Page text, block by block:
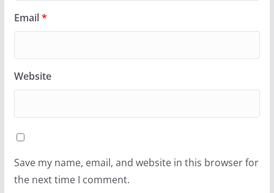
Email*
Website
Save my name, email, and website in this browser for
the next time I comment.